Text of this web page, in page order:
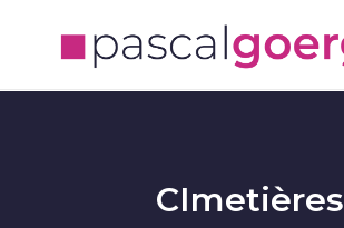
CImetières